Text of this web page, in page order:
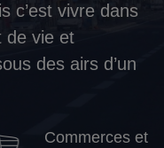
c’est vivre dans
de vie et
des airs d’un
Commerces et